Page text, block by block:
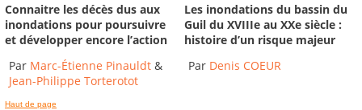
Connaitre les décès dus aux
inondations pour poursuivre
et développer encore l’action
Par Marc-Étienne Pinauldt &
Jean-Philippe Torterotot
Les inondations du bassin du
Guil du XVIIIe au XXe siècle :
histoire d’un risque majeur
Par Denis COEUR
Haut de page